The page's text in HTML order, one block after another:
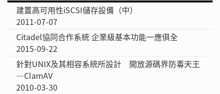
建置高可用性iSCSI儲存設備（中）
2011-07-07
Citadel協同合作系統 企業級基本功能一應俱全
2015-09-22
針對UNIX及其相容系統所設計 開放源碼界防毒天王
—ClamAV
2010-03-30